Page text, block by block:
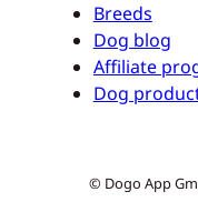
Breeds
Dog blog
Affiliate
Dog
© Dogo App